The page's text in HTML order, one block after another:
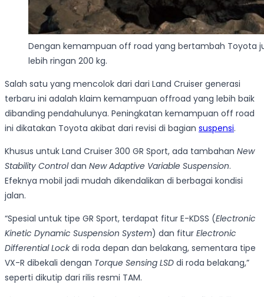
Dengan kemampuan off road yang bertambah Toyota
lebih ringan 200 kg.
Salah satu yang mencolok dari dari Land Cruiser generasi
terbaru ini adalah klaim kemampuan offroad yang lebih baik
dibanding pendahulunya. Peningkatan kemampuan off road
ini dikatakan Toyota akibat dari revisi di bagian suspensi.
Khusus untuk Land Cruiser 300 GR Sport, ada tambahan New
Stability Control dan New Adaptive Variable Suspension.
Efeknya mobil jadi mudah dikendalikan di berbagai kondisi
jalan.
“Spesial untuk tipe GR Sport, terdapat fitur E-KDSS (Electronic
Kinetic Dynamic Suspension System) dan fitur Electronic
Differential Lockdi roda depan dan belakang, sementara tipe
VX-R dibekali dengan Torque Sensing LSD di roda belakang,”
seperti dikutip dari rilis resmi TAM.